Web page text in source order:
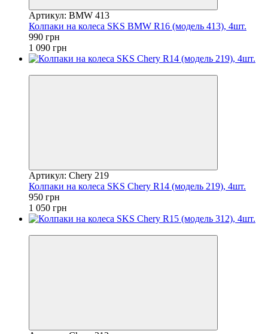
Артикул: BMW 413
Колпаки на колеса SKS BMW R16 (модель 413), 4шт.
990 грн
1 090 грн
Артикул: Chery 219
Колпаки на колеса SKS Chery R14 (модель 219), 4шт.
950 грн
1 050 грн